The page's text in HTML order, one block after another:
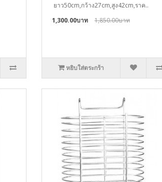
ยาว50cm,กว้าง27cm,สูง42cm,ราค..
1,300.00บาท
1,850.00บาท
หยิบใส่ตระกร้า